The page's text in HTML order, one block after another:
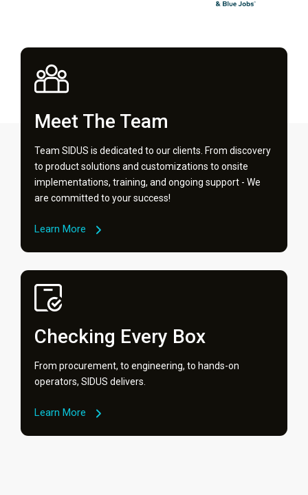
Meet The Team
Team SIDUS is dedicated to our clients. From discovery
to product solutions and customizations to onsite
implementations, training, and ongoing support - We
are committed to your success!
Learn More
Checking Every Box
From procurement, to engineering, to hands-on
operators, SIDUS delivers.
Learn More